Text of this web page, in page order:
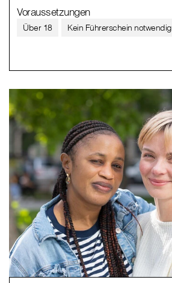
Voraussetzungen
Über 18 Kein Führerschein notwendig